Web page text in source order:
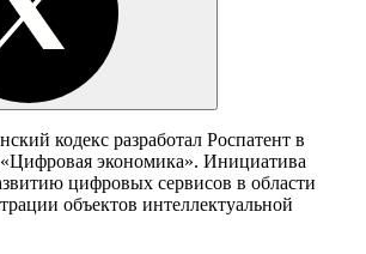
кодекс разработал Роспатент в
экономика». Инициатива
цифровых сервисов в области
объектов интеллектуальной